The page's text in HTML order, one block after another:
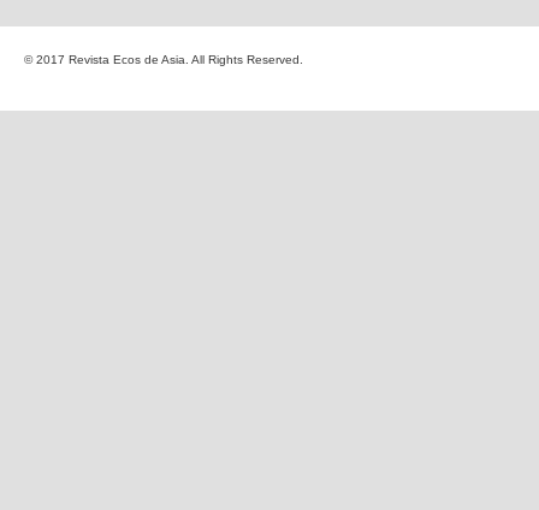
© 2017 Revista Ecos de Asia. All Rights Reserved.